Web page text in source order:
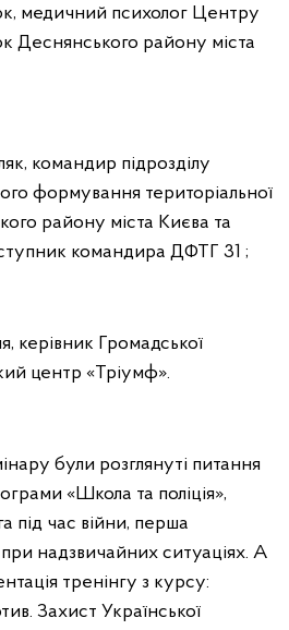
психолог Центру
Деснянського району міста
командир підрозділу
формування територіальної
району міста Києва та
командира ДФТГ 31 ;
Громадської
центр «Тріумф».
були розглянуті питання
«Школа та поліція»,
під час війни, перша
надзвичайних ситуаціях. А
тренінгу з курсу:
Захист Української